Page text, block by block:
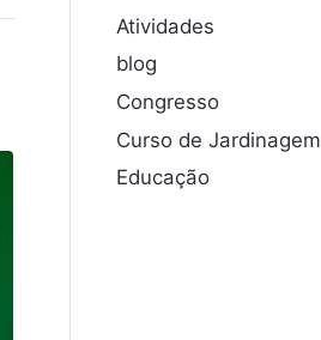
Atividades
blog
Congresso
Curso de Jardinagem
Educação